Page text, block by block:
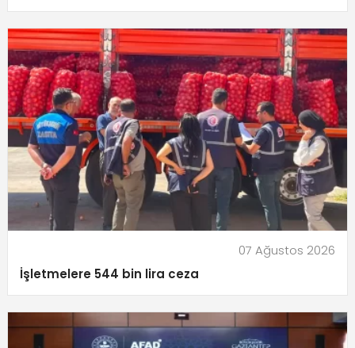
07 Ağustos 2026
İşletmelere 544 bin lira ceza